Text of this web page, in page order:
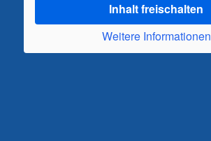
Inhalt freischalten
Weitere Informationen